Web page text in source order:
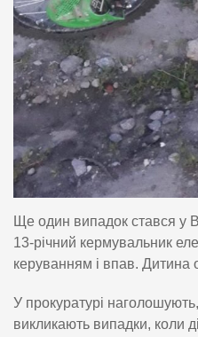
Ще один випадок стався у
13-річний кермувальник
керуванням і впав. Дитина
У прокуратурі
викликають випадки, коли